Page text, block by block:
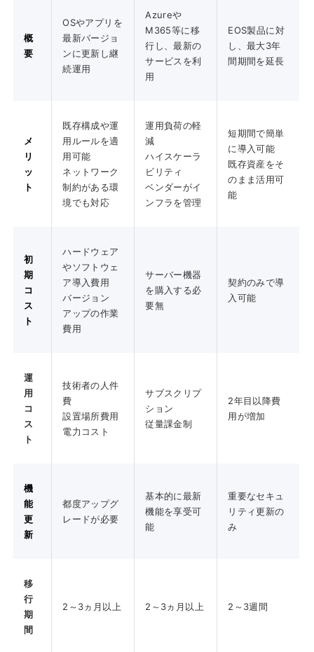
概
要
OSやアプリを
最新バージョ
ンに更新し継
続運用
Azureや
M365等に移
行し、最新の
サービスを利
用
EOS製品に対
し、最大3年
間期間を延長
メ
リ
ッ
ト
既存構成や運
用ルールを適
用可能
ネットワーク
制約がある環
境でも対応
運用負荷の軽
減
ハイスケーラ
ビリティ
ベンダーがイ
ンフラを管理
短期間で簡単
に導入可能
既存資産をそ
のまま活用可
能
初
期
コ
ス
ト
ハードウェア
やソフトウェ
ア導入費用
バージョン
アップの作業
費用
サーバー機器
を購入する必
要無
契約のみで導
入可能
運
用
コ
ス
ト
技術者の人件
費
設置場所費用
電力コスト
サブスクリプ
ション
従量課金制
2年目以降費
用が増加
機
能
更
新
都度アップグ
レードが必要
基本的に最新
機能を享受可
能
重要なセキュ
リティ更新の
み
移
行
期
間
2～3ヵ月以上 2～3ヵ月以上 2～3週間